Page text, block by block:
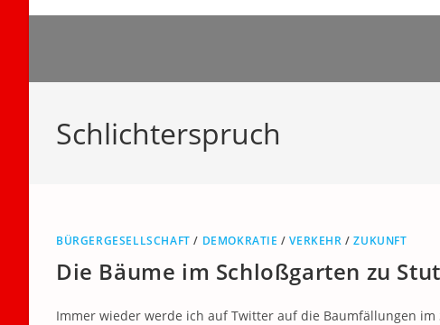
Schlichterspruch
BÜRGERGESELLSCHAFT / DEMOKRATIE /VERKEHR /ZUKUNFT
Die Bäume im Schloßgarten zu
Immer wieder werde ich auf Twitter auf die Baumfällungen